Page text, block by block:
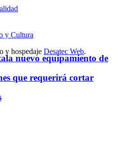
nuevo equipamiento de
que requerirá cortar
y Cultura
y hospedaje Desatec Web.